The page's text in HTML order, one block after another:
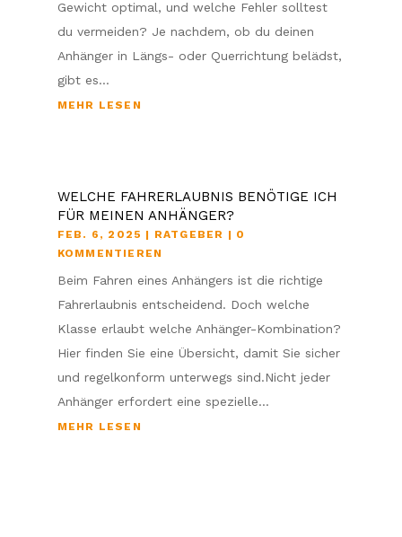
Gewicht optimal, und welche Fehler solltest
du vermeiden? Je nachdem, ob du deinen
Anhänger in Längs- oder Querrichtung belädst,
gibt es...
MEHR LESEN
WELCHE FAHRERLAUBNIS BENÖTIGE ICH
FÜR MEINEN ANHÄNGER?
FEB. 6, 2025 | RATGEBER | 0
KOMMENTIEREN
Beim Fahren eines Anhängers ist die richtige
Fahrerlaubnis entscheidend. Doch welche
Klasse erlaubt welche Anhänger-Kombination?
Hier finden Sie eine Übersicht, damit Sie sicher
und regelkonform unterwegs sind.Nicht jeder
Anhänger erfordert eine spezielle...
MEHR LESEN